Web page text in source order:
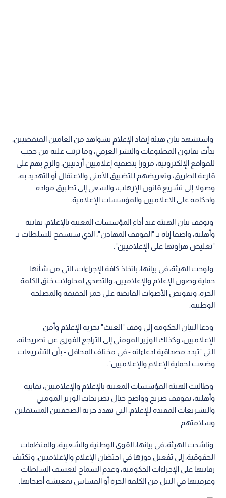
واستشهد بيان هيئة إنقاذ الإعلام بشواهد من العامين المنقضيين،
بدأت بقانون المطبوعات والنشر العرفي، وما ترتب عليه من حجب
للمواقع الإلكترونية، مرورا بتصفية إعلاميين أردنيين، والزج بهم على
قارعة الطريق، وتعريضهم للتضييق الأمني والاعتقال أو التهديد به،
وصولا إلى تشريع قانون الإرهاب، والسعي إلى تطبيق مواده
واحكامه على الاعلاميين والمؤسسات الإعلامية.
وتوقف بيان الهيئة عند أداء المؤسسات المعنية بالإعلام، نقابية
وأهلية، واصفا إياه بـ "الموقف المهادن"، الذي سيسمح للسلطات بـ
"تغليض هراوتها على الإعلاميين".
ولوحت الهيئة، في بيانها، باتخاذ كافة الإجراءات، التي من شأنها
حماية وصون الإعلام والإعلاميين، والتصدي لمحاولات خنق الكلمة
الحرة، وتقويض الأصوات القابضة على جمر الحقيقة والمصلحة
الوطنية.
ودعا البيان الحكومة إلى وقف "العبث" بحرية الإعلام وأمن
الإعلاميين، وكذلك الوزير المومني إلى التراجع الفوري عن تصريحاته،
التي "تبدد مصداقية ادعاءاته - في مختلف المحافل - بأن التشريعات
وضعت لحماية الإعلام والإعلاميين".
وطالبت الهيئة المؤسسات المعنية بالإعلام والإعلاميين، نقابية
وأهلية، بموقف صريح وواضح حيال تصريحات الوزير المومني
والتشريعات المقيدة للإعلام، التي تهدد حرية الصحفيين المستقلين
وسلامتهم.
وناشدت الهيئة، في بيانها، القوى الوطنية والشعبية، والمنظمات
الحقوقية، إلى تفعيل دورها في احتضان الإعلام والإعلاميين، وتكثيف
رقابتها على الإجراءات الحكومية، وعدم السماح لتعسف السلطات
وعرفيتها في النيل من الكلمة الحرة أو المساس بمعيشة أصحابها.